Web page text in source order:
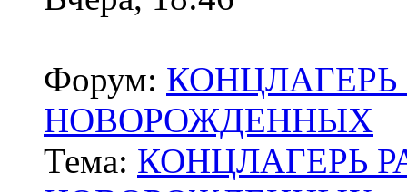
Форум:
НОВОРОЖДЕННЫХ
Тема: КОНЦЛАГЕРЬ